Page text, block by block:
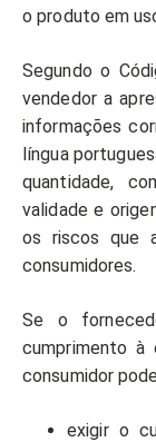
o produto em
Segundo o
vendedor a
informações
língua
quantidade,
validade e
os riscos que
consumidores.
Se o
cumprimento à
consumidor
exigir o